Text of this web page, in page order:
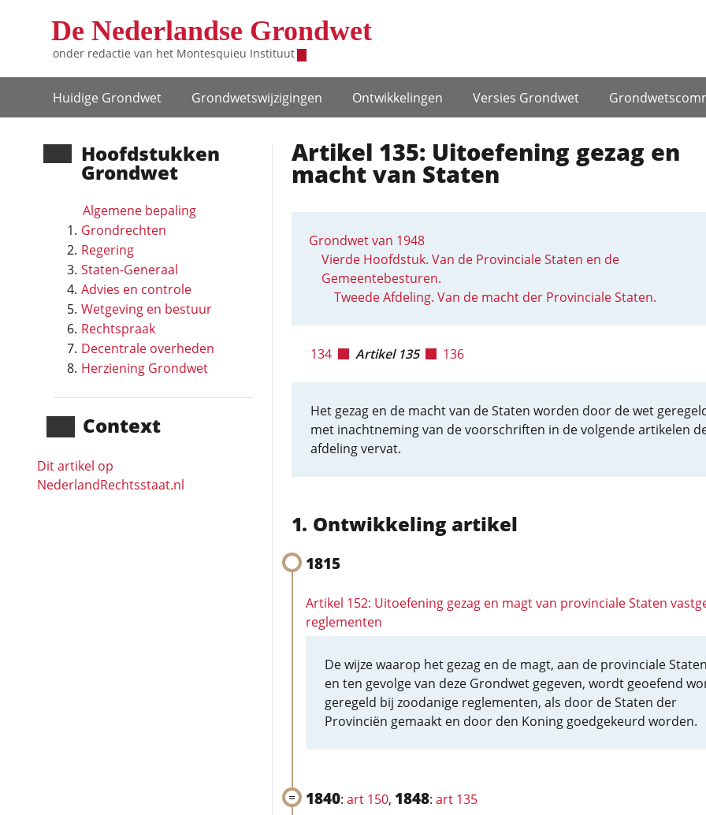
De Nederlandse Grondwet
onder redactie van het Montesquieu Instituut
Hoofdnavigatie
Huidige Grondwet Grondwets­wijzigingen Ontwikke­lingen Versies Grondwet
Hoofd­stukken
Grondwet
Algemene bepaling
Grondrechten
Regering
Staten-Generaal
Advies en controle
Wetgeving en bestuur
Rechtspraak
Decentrale overheden
Herziening Grondwet
Context
Dit artikel op
NederlandRechts­staat.nl
Artikel 135: Uitoefening gezag en
macht van Staten
Grondwet van 1948
Vierde Hoofdstuk. Van de Provinciale Staten en de
Gemeentebesturen.
Tweede Afdeling. Van de macht der Provinciale Staten.
134 Artikel 135 136
Het gezag en de macht van de Staten worden door de wet
met inachtneming van de voorschriften in de volgende artikelen
afdeling vervat.
Ontwikkeling artikel
1815
Artikel 152: Uitoefening gezag en magt van provinciale Staten
reglementen
De wijze waarop het gezag en de magt, aan de provinciale
en ten gevolge van deze Grondwet gegeven, wordt geoefend
geregeld bij zoodanige reglementen, als door de Staten der
Provinciën gemaakt en door den Koning goedgekeurd worden.
1840: art 150, 1848: art 135